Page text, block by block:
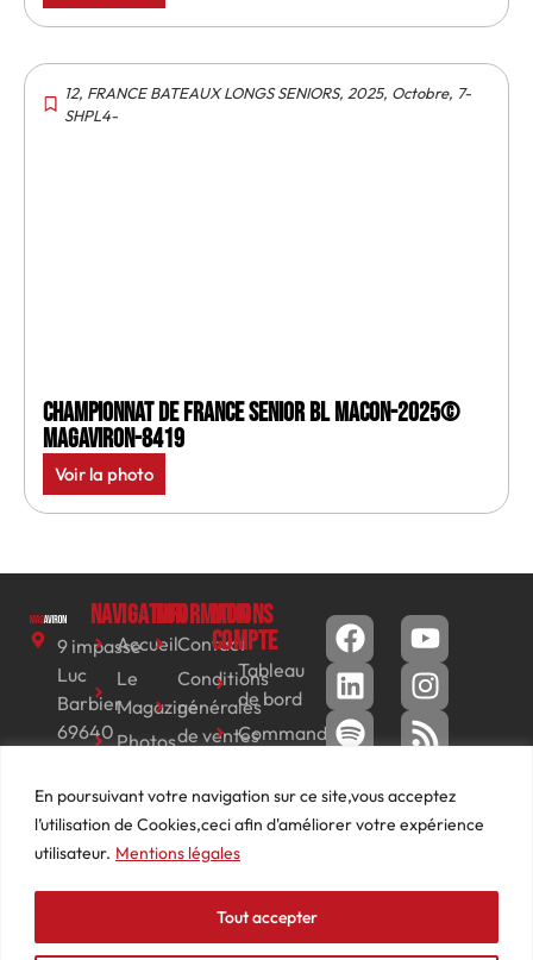
En poursuivant votre navigation sur ce site,vous acceptez
l’utilisation de Cookies,ceci afin d'améliorer votre expérience
utilisateur. Mentions légales
Tout accepter
12, FRANCE BATEAUX LONGS SENIORS, 2025, Octobre, 7-
SHPL4-
Championnat de France senior BL Macon-2025©
MagAviron-8419
Voir la photo
9 impasse
Luc
Barbier
69640
04
74
66
contact@mediasaviron.fr
Navigation
Accueil
Le
Magazine
Photos
Vidéos
Podcasts
Informations
Contact
Conditions
générales
de ventes
légales
Mon
compte
Tableau
de bord
Commandes
Adresses
Détails
du
compte